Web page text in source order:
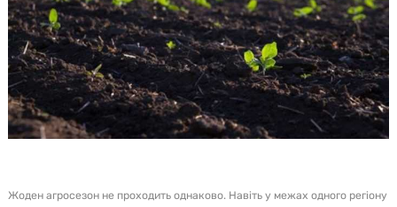
Жоден агросезон не проходить однаково. Навіть у межах одного регіону